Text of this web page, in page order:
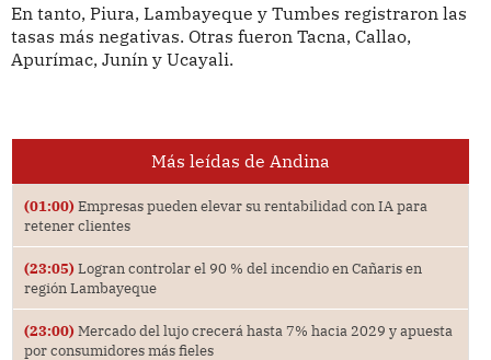
En tanto, Piura, Lambayeque y Tumbes registraron las
tasas más negativas. Otras fueron Tacna, Callao,
Apurímac, Junín y Ucayali.
Más leídas de Andina
(01:00) Empresas pueden elevar su rentabilidad con IA para
retener clientes
(23:05) Logran controlar el 90 % del incendio en Cañaris en
región Lambayeque
(23:00) Mercado del lujo crecerá hasta 7% hacia 2029 y apuesta
por consumidores más fieles